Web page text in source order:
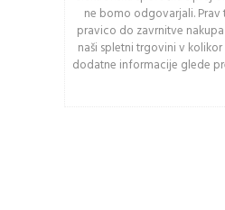
ne bomo odgovarjali. Prav
pravico do zavrnitve
naši spletni trgovini v
dodatne informacije glede